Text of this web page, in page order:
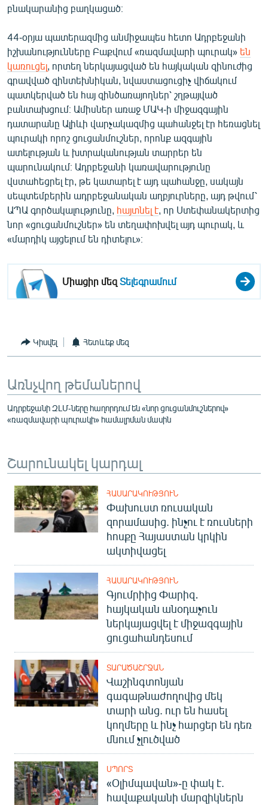
English
ՀԵՏԵՎԵՔ ՄԵԶ
«Ազատության» բոլոր կայքերը
բնակարանից բաղկացած։
44-օրյա պատերազմից անմիջապես հետո Ադրբեջանի
իշխանությունները Բաքվում «ռազմավարի պուրակ» են
կառուցել , որտեղ ներկայացված են հայկական զինուժից
գրավված զինտեխնիկան, նվաստացուցիչ վիճակում
պատկերված են հայ զինծառայողներ՝ շղթայված
բանտախցում։ Ամիսներ առաջ ՄԱԿ-ի միջազգային
դատարանը Ալիևի վարչակազմից պահանջել էր հեռացնել
պուրակի որոշ ցուցանմուշներ, որոնք ազգային
ատելության և խտրականության տարրեր են
պարունակում։ Ադրբեջանի կառավարությունը
վստահեցրել էր, թե կատարել է այդ պահանջը, սակայն
սեպտեմբերին ադրբեջանական աղբյուրները, այդ թվում՝
ԱՊԱ գործակալությունը, հայտնել է, որ Ստեփանակերտից
նոր «ցուցանմուշներ» են տեղափոխվել այդ պուրակ, և
«մարդիկ այցելում են դիտելու»։
Միացիր մեզՏելեգրամում
Կիսվել Հետևեք մեզ
Առնչվող թեմաներով
Ադրբեջանի ԶԼՄ-ները հաղորդում են «նոր ցուցանմուշներով»
«ռազմավարի պուրակի» համալրման մասին
Շարունակել կարդալ
ՀԱՍԱՐԱԿՈՒԹՅՈՒՆ
Փախուստ ռուսական
զորամասից. ինչու է ռուսների
հոսքը Հայաստան կրկին
ակտիվացել
ՀԱՍԱՐԱԿՈՒԹՅՈՒՆ
Գյումրիից Փարիզ․
հայկական անօդաչուն
ներկայացվել է միջազգային
ցուցահանդեսում
ՏԱՐԱԾԱՇՐՋԱՆ
Վաշինգտոնյան
գագաթնաժողովից մեկ
տարի անց. ուր են հասել
կողմերը և ինչ հարցեր են դեռ
մնում չլուծված
ՍՊՈՐՏ
«Օլիմպավան»-ը փակ է.
հավաքականի մարզիկներն